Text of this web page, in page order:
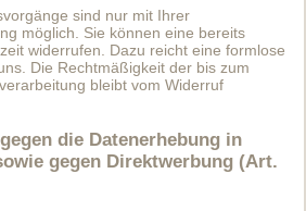
sind nur mit Ihrer
möglich. Sie können eine bereits
widerrufen. Dazu reicht eine formlose
Die Rechtmäßigkeit der bis zum
bleibt vom Widerruf
die Datenerhebung in
gegen Direktwerbung (Art.